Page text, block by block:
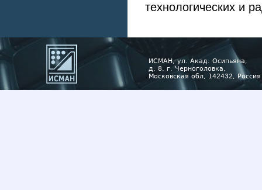
технологических и
ИСМАН, ул. Акад. Осипьяна,
д. 8, г. Черноголовка,
Московская обл, 142432, Россия